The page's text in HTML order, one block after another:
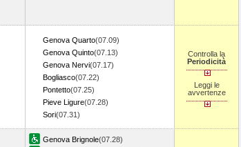
Genova Quarto(07.09)
Genova Quinto(07.13)
Genova Nervi(07.17)
Bogliasco(07.22)
Pontetto(07.25)
Pieve Ligure(07.28)
Sori(07.31)
Controlla la
Periodicità
Leggi le
avvertenze
Genova Brignole(07.28)